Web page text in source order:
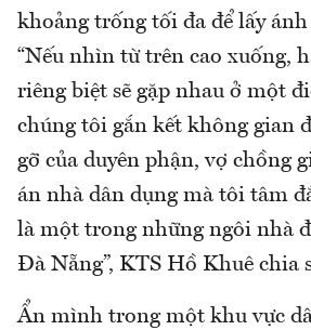
khoảng trống tối đa để lấy
“Nếu nhìn từ trên cao xuống,
riêng biệt sẽ gặp nhau ở một
chúng tôi gắn kết không gian
gỡ của duyên phận, vợ chồng
án nhà dân dụng mà tôi tâm
là một trong những ngôi nhà
Đà Nẵng”, KTS Hồ Khuê chia
Ẩn mình trong một khu vực